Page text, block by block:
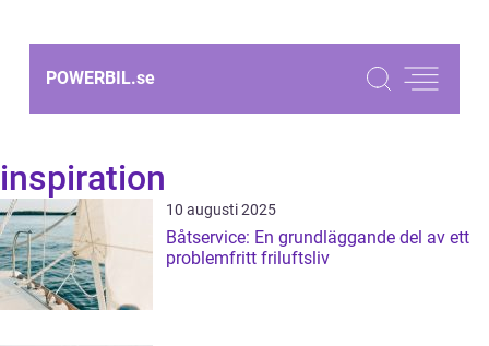
POWERBIL.se
inspiration
10 augusti 2025
Båtservice: En grundläggande del av ett
problemfritt friluftsliv